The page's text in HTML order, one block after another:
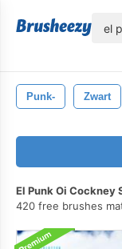
Punk- Zwart
El Punk Oi Cockney
420 free brushes